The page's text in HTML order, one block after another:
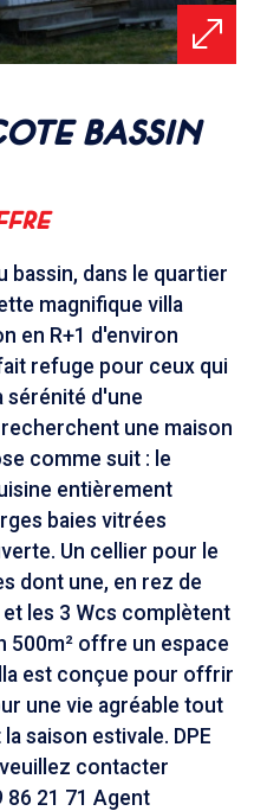
bassin
bassin, dans le quartier
magnifique villa
en R+1 d'environ
refuge pour ceux qui
d'une
une maison
comme suit : le
entièrement
baies vitrées
Un cellier pour le
dont une, en rez de
et les 3 Wcs complètent
500m² offre un espace
est conçue pour offrir
une vie agréable tout
saison estivale. DPE
contacter
86 21 71 Agent